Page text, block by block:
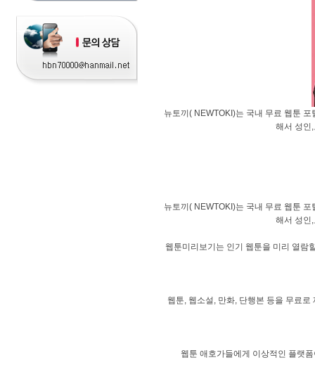
뉴토끼( NEWTOKI)는 국내 무료 웹툰
해서 성인
뉴토끼( NEWTOKI)는 국내 무료 웹툰
해서 성인
웹툰미리보기는 인기 웹툰을 미리 열람
웹툰, 웹소설, 만화, 단행본 등을 무료
웹툰 애호가들에게 이상적인 플랫